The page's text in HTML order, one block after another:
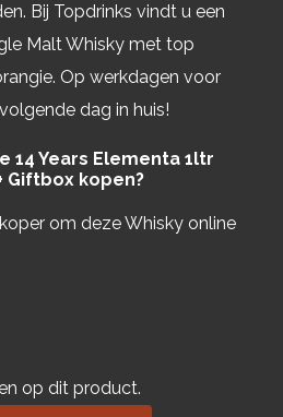
Bij Topdrinks vindt u een
Malt Whisky met top
Op werkdagen voor
dag in huis!
14 Years Elementa 1ltr
Giftbox kopen?
om deze Whisky online
op dit product.